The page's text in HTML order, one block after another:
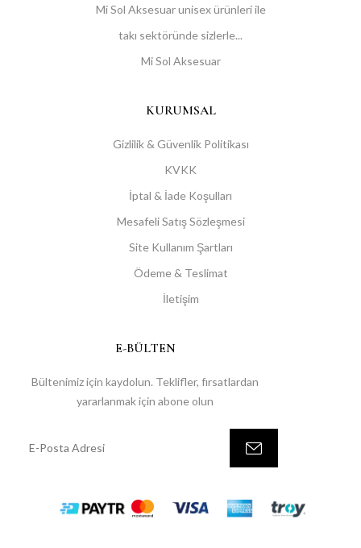
Mi Sol Aksesuar unisex ürünleri ile
takı sektöründe sizlerle...
Mi Sol Aksesuar
KURUMSAL
Gizlilik & Güvenlik Politikası
KVKK
İptal & İade Koşulları
Mesafeli Satış Sözleşmesi
Site Kullanım Şartları
Ödeme & Teslimat
İletişim
E-BÜLTEN
Bültenimiz için kaydolun. Teklifler, fırsatlardan
yararlanmak için abone olun